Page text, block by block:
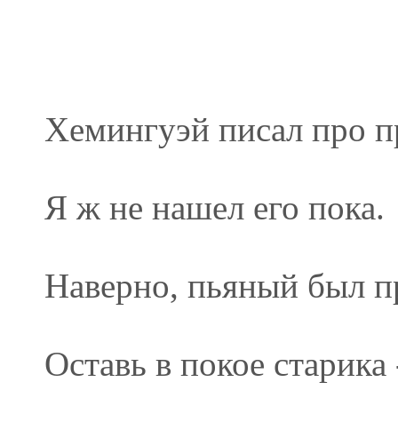
Хемингуэй писал про
Я ж не нашел его пока.
Наверно, пьяный был
Оставь в покое старика